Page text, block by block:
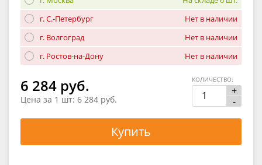
г. С.-Петербург
Нет в наличии
г. Волгоград
Нет в наличии
г. Ростов-на-Дону
Нет в наличии
6 284 руб.
Цена за 1 шт: 6 284 руб.
+
-
КОЛИЧЕСТВО:
Купить